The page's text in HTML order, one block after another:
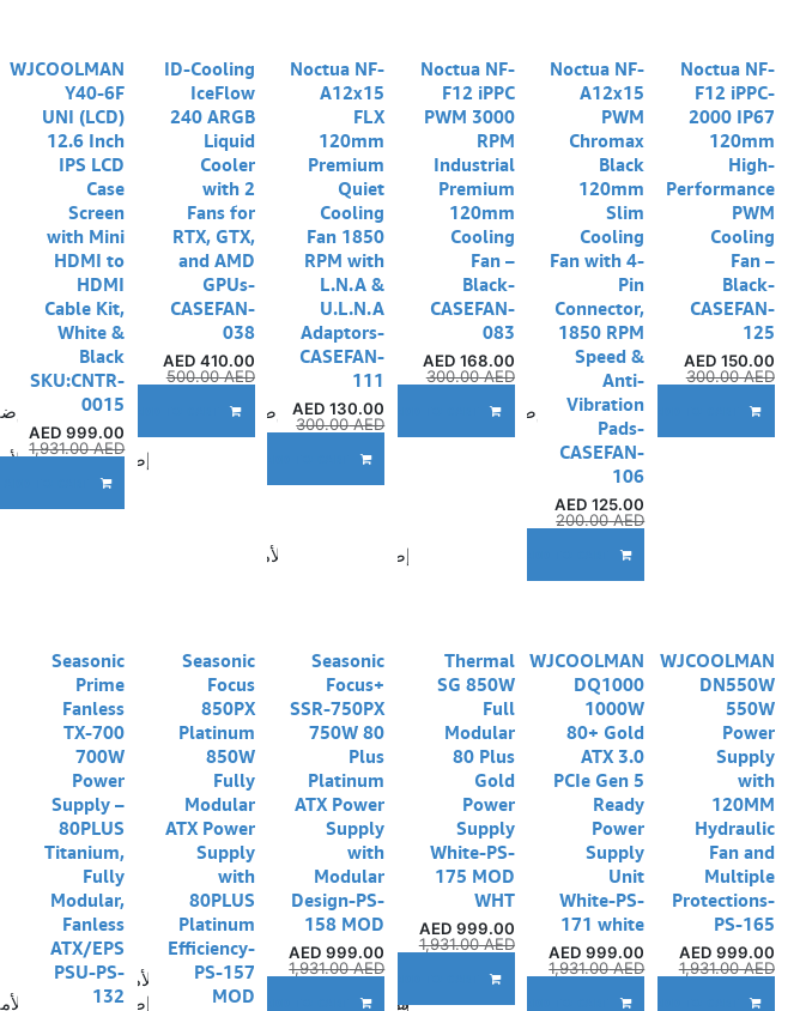
Noctua NF-
F12 iPPC-
2000 IP67
120mm
High-
Performance
PWM
Cooling
Fan –
Black-
CASEFAN-
125
150.00
300.00AED
إضافة إلى قائمة الأمنيات
Noctua NF-
A12x15
PWM
Chromax
Black
120mm
Slim
Cooling
Fan with 4-
Pin
Connector,
1850 RPM
Speed &
Anti-
Vibration
Pads-
CASEFAN-
106
125.00
AED
200.00AED
إضافة إلى قائمة الأمنيات
Noctua NF-
F12 iPPC
PWM 3000
RPM
Industrial
Premium
120mm
Cooling
Fan –
Black-
CASEFAN-
083
168.00
300.00AED
إضافة إلى قائمة الأمنيات
Noctua NF-
A12x15
FLX
120mm
Premium
Quiet
Cooling
Fan 1850
RPM with
L.N.A &
U.L.N.A
Adaptors-
CASEFAN-
111
130.00
AED
300.00AED
إضافة إلى قائمة
ID-Cooling
IceFlow
240 ARGB
Liquid
Cooler
with 2
Fans for
RTX, GTX,
and AMD
GPUs-
CASEFAN-
038
410.00
500.00AED
WJCOOLMAN
Y40-6F
UNI (LCD)
12.6 Inch
IPS LCD
Case
Screen
with Mini
HDMI to
HDMI
Cable Kit,
White &
Black
SKU:CNTR-
0015
999.00
AED
1,931.00AED
WJCOOLMAN
DN550W
550W
Power
Supply
with
120MM
Hydraulic
Fan and
Multiple
Protections-
PS-165
999.00
1,931.00AED
إضافة إلى قائمة الأمنيات
WJCOOLMAN
DQ1000
1000W
80+ Gold
ATX 3.0
PCIe Gen 5
Ready
Power
Supply
Unit
White-PS-
171 white
999.00
AED
1,931.00AED
إضافة إلى قائمة الأمنيات
Thermal
SG 850W
Full
Modular
80 Plus
Gold
Power
Supply
White-PS-
175 MOD
WHT
999.00
1,931.00AED
إضافة إلى قائمة الأمنيات
Seasonic
Focus+
SSR-750PX
750W 80
Plus
Platinum
ATX Power
Supply
with
Modular
Design-PS-
158 MOD
999.00
AED
1,931.00AED
إضافة إلى قائمة
Seasonic
Focus
850PX
Platinum
850W
Fully
Modular
ATX Power
Supply
with
80PLUS
Platinum
Efficiency-
PS-157
MOD
Seasonic
Prime
Fanless
TX-700
700W
Power
Supply –
80PLUS
Titanium,
Fully
Modular,
Fanless
ATX/EPS
PSU-PS-
132